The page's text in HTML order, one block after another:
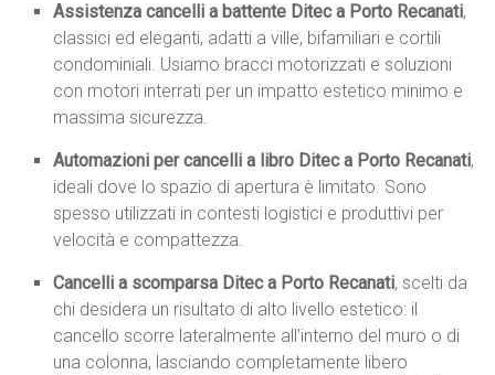
Assistenza cancelli a battente Ditec a Porto Recanati,
classici ed eleganti, adatti a ville, bifamiliari e cortili
condominiali. Usiamo bracci motorizzati e soluzioni
con motori interrati per un impatto estetico minimo e
massima sicurezza.
Automazioni per cancelli a libro Ditec a Porto Recanati,
ideali dove lo spazio di apertura è limitato. Sono
spesso utilizzati in contesti logistici e produttivi per
velocità e compattezza.
Cancelli a scomparsa Ditec a Porto Recanati, scelti da
chi desidera un risultato di alto livello estetico: il
cancello scorre lateralmente all’interno del muro o di
una colonna, lasciando completamente libero